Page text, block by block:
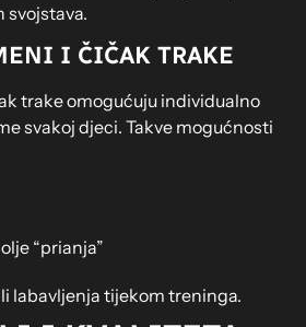
svojstava.
I ČIČAK TRAKE
trake omogućuju individualno
svakoj djeci. Takve mogućnosti
“prianja”
labavljenja tijekom treninga.